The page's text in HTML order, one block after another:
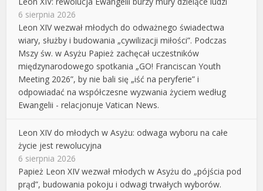
6 sierpnia 2026
Leon XIV wezwał młodych do odważnego świadectwa
wiary, służby i budowania „cywilizacji miłości”. Podczas
Mszy św. w Asyżu Papież zachęcał uczestników
międzynarodowego spotkania „GO! Franciscan Youth
Meeting 2026”, by nie bali się „iść na peryferie” i
odpowiadać na współczesne wyzwania życiem według
Ewangelii - relacjonuje Vatican News.
Leon XIV do młodych w Asyżu: odwaga wyboru na całe
życie jest rewolucyjna
6 sierpnia 2026
Papież Leon XIV wezwał młodych w Asyżu do „pójścia pod
prąd”, budowania pokoju i odwagi trwałych wyborów.